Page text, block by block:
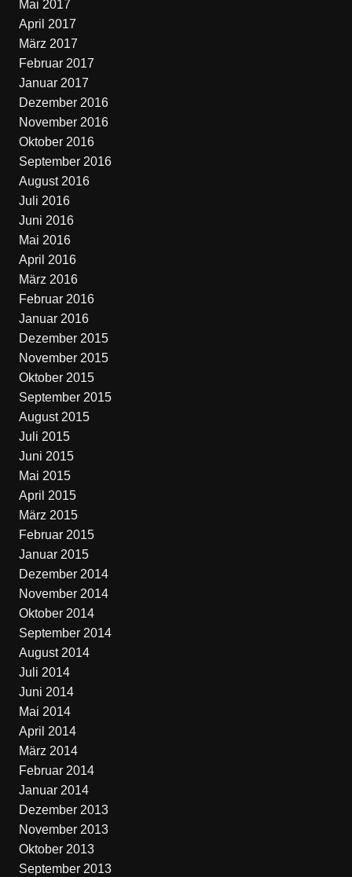
Mai 2017
April 2017
März 2017
Februar 2017
Januar 2017
Dezember 2016
November 2016
Oktober 2016
September 2016
August 2016
Juli 2016
Juni 2016
Mai 2016
April 2016
März 2016
Februar 2016
Januar 2016
Dezember 2015
November 2015
Oktober 2015
September 2015
August 2015
Juli 2015
Juni 2015
Mai 2015
April 2015
März 2015
Februar 2015
Januar 2015
Dezember 2014
November 2014
Oktober 2014
September 2014
August 2014
Juli 2014
Juni 2014
Mai 2014
April 2014
März 2014
Februar 2014
Januar 2014
Dezember 2013
November 2013
Oktober 2013
September 2013